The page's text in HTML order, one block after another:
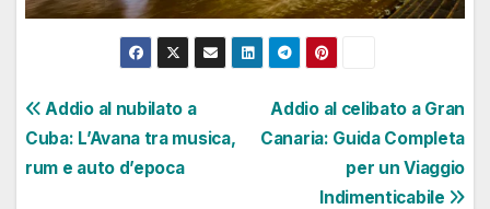
Navigazione
articoli
Addio al celibato a Gran
Canaria: Guida Completa
per un Viaggio
Indimenticabile
Addio al nubilato a
Cuba: L’Avana tra musica,
rum e auto d’epoca